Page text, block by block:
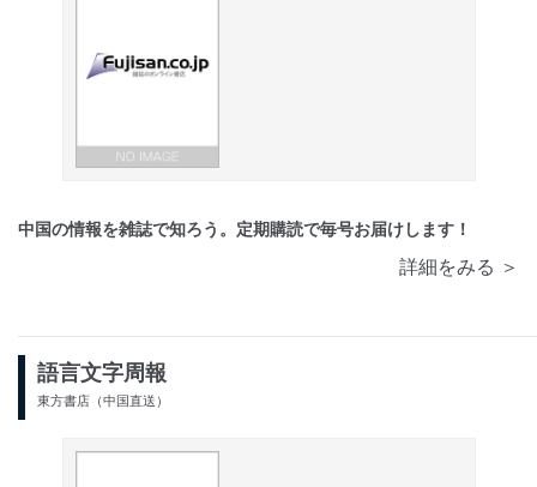
中国の情報を雑誌で知ろう。定期購読で毎号お届けします！
詳細をみる ＞
語言文字周報
東方書店（中国直送）